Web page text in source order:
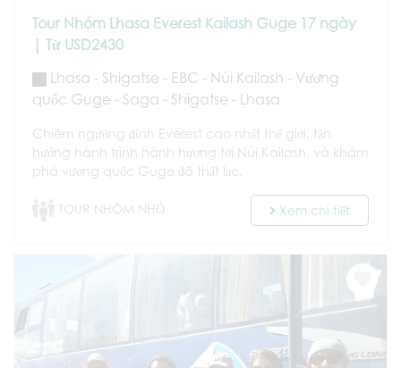
Tour Nhóm Lhasa Everest Kailash Guge 17 ngày
| Từ USD2430
Lhasa - Shigatse - EBC - Núi Kailash - Vương
quốc Guge - Saga - Shigatse - Lhasa
Chiêm ngưỡng đỉnh Everest cao nhất thế giới, tận
hưởng hành trình hành hương tới Núi Kailash, và khám
phá vương quốc Guge đã thất lạc.
TOUR NHÓM NHỎ Xem chi tiết